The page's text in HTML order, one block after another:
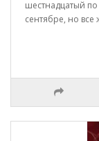
шестнадцатый
сентябре, но все